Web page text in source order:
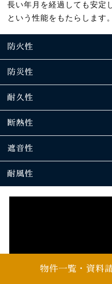
長い年月を経過しても安定
という性能をもたらします。
防火性
防災性
耐久性
断熱性
遮音性
耐風性
物件一覧・資料